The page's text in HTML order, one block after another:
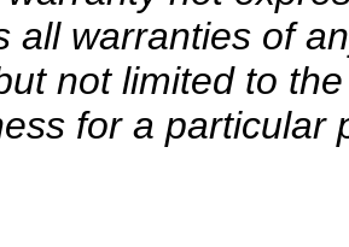
all warranties of
not limited to
for a particular